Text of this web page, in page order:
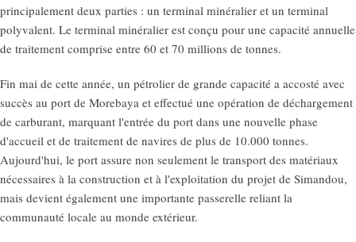
principalement deux parties : un terminal minéralier et un terminal
polyvalent. Le terminal minéralier est conçu pour une capacité annuelle
de traitement comprise entre 60 et 70 millions de tonnes.
Fin mai de cette année, un pétrolier de grande capacité a accosté avec
succès au port de Morebaya et effectué une opération de déchargement
de carburant, marquant l'entrée du port dans une nouvelle phase
d'accueil et de traitement de navires de plus de 10.000 tonnes.
Aujourd'hui, le port assure non seulement le transport des matériaux
nécessaires à la construction et à l'exploitation du projet de Simandou,
mais devient également une importante passerelle reliant la
communauté locale au monde extérieur.